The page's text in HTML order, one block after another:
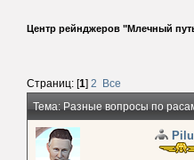
Центр рейнджеров "Млечный
Страниц: [1] 2 Все
Тема: Разные вопросы по